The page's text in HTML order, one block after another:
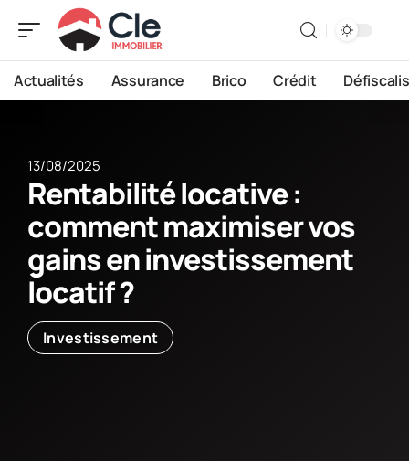
Actualités Assurance Brico Crédit
13/08/2025
Rentabilité locative :
comment maximiser vos
gains en investissement
locatif ?
Investissement